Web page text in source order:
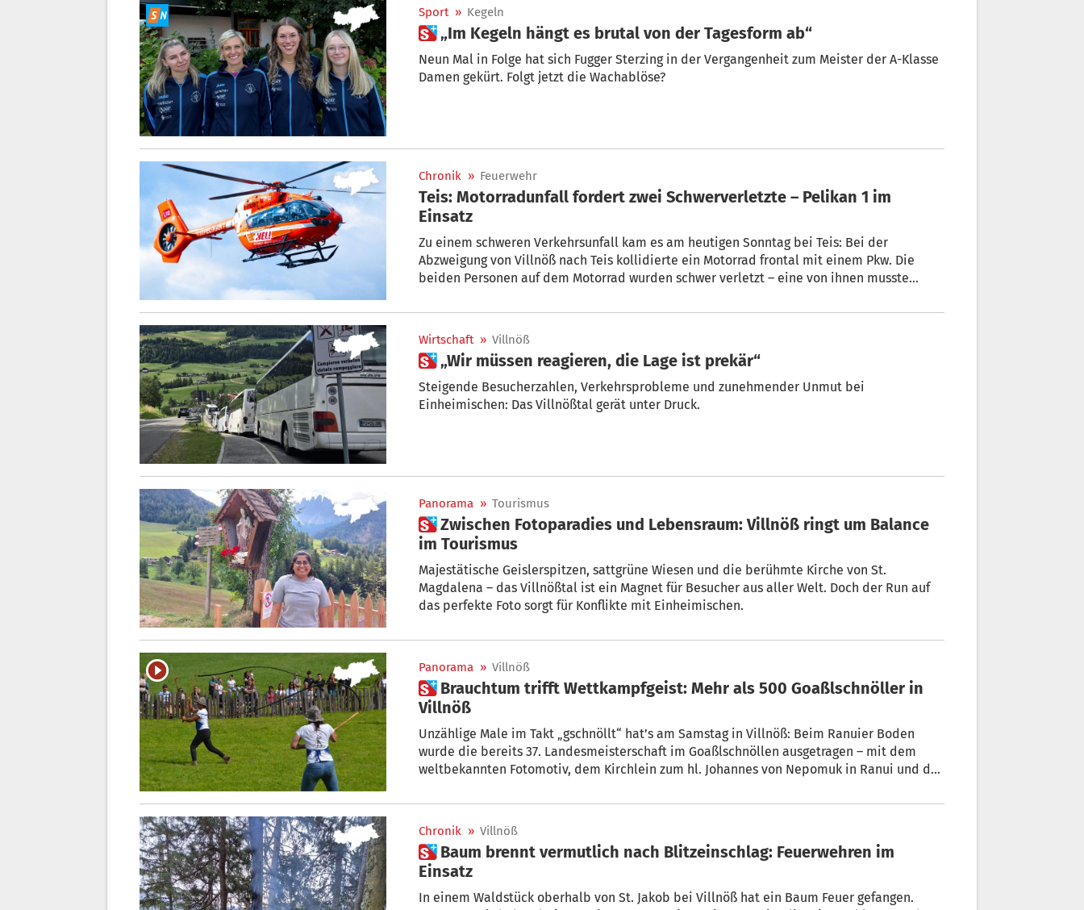
Sport » Kegeln
 „Im Kegeln hängt es brutal von der Tagesform ab“
Neun Mal in Folge hat sich Fugger Sterzing in der Vergangenheit zum Meister der A-Klasse
Damen gekürt. Folgt jetzt die Wachablöse?
Chronik » Feuerwehr
Teis: Motorradunfall fordert zwei Schwerverletzte – Pelikan 1 im
Einsatz
Zu einem schweren Verkehrsunfall kam es am heutigen Sonntag bei Teis: Bei der
Abzweigung von Villnöß nach Teis kollidierte ein Motorrad frontal mit einem Pkw. Die
beiden Personen auf dem Motorrad wurden schwer verletzt – eine von ihnen musste
Wirtschaft » Villnöß
 „Wir müssen reagieren, die Lage ist prekär“
Steigende Besucherzahlen, Verkehrsprobleme und zunehmender Unmut bei
Einheimischen: Das Villnößtal gerät unter Druck.
Panorama » Tourismus
 Zwischen Fotoparadies und Lebensraum: Villnöß ringt um Balance
im Tourismus
Majestätische Geislerspitzen, sattgrüne Wiesen und die berühmte Kirche von St.
Magdalena – das Villnößtal ist ein Magnet für Besucher aus aller Welt. Doch der Run auf
das perfekte Foto sorgt für Konflikte mit Einheimischen.
Panorama » Villnöß
 Brauchtum trifft Wettkampfgeist: Mehr als 500 Goaßlschnöller in
Villnöß
Unzählige Male im Takt „gschnöllt“ hat’s am Samstag in Villnöß: Beim Ranuier Boden
wurde die bereits 37. Landesmeisterschaft im Goaßlschnöllen ausgetragen – mit dem
weltbekannten Fotomotiv, dem Kirchlein zum hl. Johannes von Nepomuk in Ranui und der
Chronik » Villnöß
 Baum brennt vermutlich nach Blitzeinschlag: Feuerwehren im
Einsatz
In einem Waldstück oberhalb von St. Jakob bei Villnöß hat ein Baum Feuer gefangen.